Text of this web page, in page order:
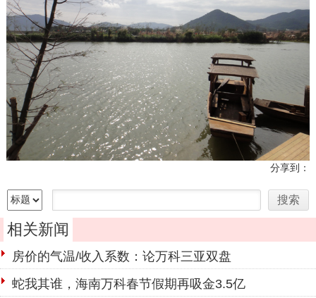
分享到：
相关新闻
房价的气温/收入系数：论万科三亚双盘
蛇我其谁，海南万科春节假期再吸金3.5亿